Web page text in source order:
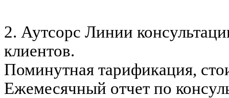
2. Аутсорс Линии
клиентов.
Поминутная тарификация,
Ежемесячный отчет по